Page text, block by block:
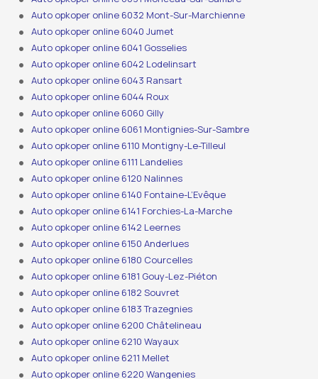
Auto opkoper online 6032 Mont-Sur-Marchienne
Auto opkoper online 6040 Jumet
Auto opkoper online 6041 Gosselies
Auto opkoper online 6042 Lodelinsart
Auto opkoper online 6043 Ransart
Auto opkoper online 6044 Roux
Auto opkoper online 6060 Gilly
Auto opkoper online 6061 Montignies-Sur-Sambre
Auto opkoper online 6110 Montigny-Le-Tilleul
Auto opkoper online 6111 Landelies
Auto opkoper online 6120 Nalinnes
Auto opkoper online 6140 Fontaine-L’Evêque
Auto opkoper online 6141 Forchies-La-Marche
Auto opkoper online 6142 Leernes
Auto opkoper online 6150 Anderlues
Auto opkoper online 6180 Courcelles
Auto opkoper online 6181 Gouy-Lez-Piéton
Auto opkoper online 6182 Souvret
Auto opkoper online 6183 Trazegnies
Auto opkoper online 6200 Châtelineau
Auto opkoper online 6210 Wayaux
Auto opkoper online 6211 Mellet
Auto opkoper online 6220 Wangenies